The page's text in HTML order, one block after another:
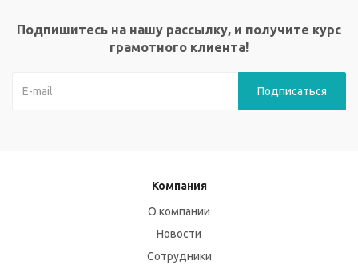
Подпишитесь на нашу рассылку, и получите курс
грамотного клиента!
Компания
О компании
Новости
Сотрудники